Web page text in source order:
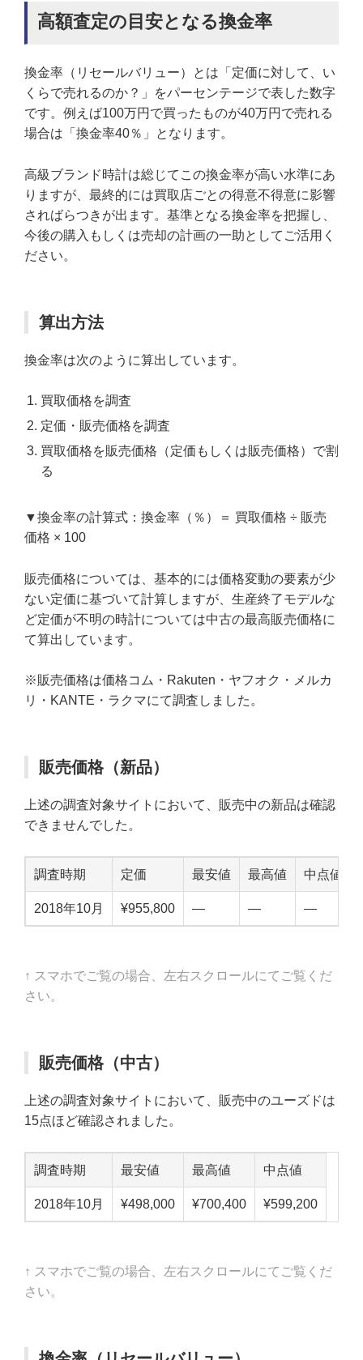
高額査定の目安となる換金率
換金率（リセールバリュー）とは「定価に対して、い
くらで売れるのか？」をパーセンテージで表した数字
です。例えば100万円で買ったものが40万円で売れる
場合は「換金率40％」となります。
高級ブランド時計は総じてこの換金率が高い水準にあ
りますが、最終的には買取店ごとの得意不得意に影響
さればらつきが出ます。基準となる換金率を把握し、
今後の購入もしくは売却の計画の一助としてご活用く
ださい。
算出方法
換金率は次のように算出しています。
買取価格を調査
定価・販売価格を調査
買取価格を販売価格（定価もしくは販売価格）で割
る
▼換金率の計算式：換金率（％）＝ 買取価格 ÷ 販売
価格 × 100
販売価格については、基本的には価格変動の要素が少
ない定価に基づいて計算しますが、生産終了モデルな
ど定価が不明の時計については中古の最高販売価格に
て算出しています。
※販売価格は価格コム・Rakuten・ヤフオク・メルカ
リ・KANTE・ラクマにて調査しました。
販売価格（新品）
上述の調査対象サイトにおいて、販売中の新品は確認
できませんでした。
調査時期 定価 最安値 最高値 中点値
2018年10月 ¥955,800 — — —
↑ スマホでご覧の場合、左右スクロールにてご覧くだ
さい。
販売価格（中古）
上述の調査対象サイトにおいて、販売中のユーズドは
15点ほど確認されました。
調査時期 最安値 最高値 中点値
2018年10月 ¥498,000 ¥700,400 ¥599,200
↑ スマホでご覧の場合、左右スクロールにてご覧くだ
さい。